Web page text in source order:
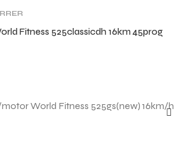
Fitness 525classicdh 16km 45prog